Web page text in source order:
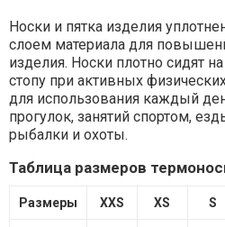
Носки и пятка изделия
слоем материала для
изделия. Носки плотно сидят
стопу при активных
для использования каждый
прогулок, занятий спортом,
рыбалки и охоты.
Таблица размеров
Размеры XXS XS S